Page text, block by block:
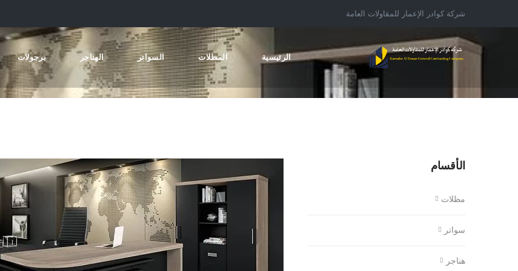
شركة كوادر الإعمار للمقاولات العامة
الرئيسية المظلات السواتر الهناجر برجولات
الأقسام
مظلات
سواتر
هناجر